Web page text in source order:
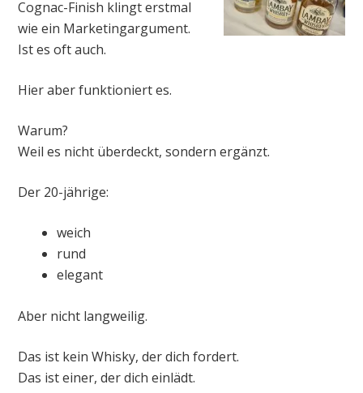
Cognac-Finish klingt erstmal
wie ein Marketingargument.
Ist es oft auch.
Hier aber funktioniert es.
Warum?
Weil es nicht überdeckt, sondern ergänzt.
Der 20-jährige:
weich
rund
elegant
Aber nicht langweilig.
Das ist kein Whisky, der dich fordert.
Das ist einer, der dich einlädt.